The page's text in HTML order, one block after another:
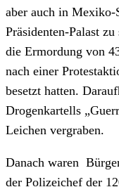
aber auch in Mexiko-
Präsidenten-Palast
die Ermordung von
nach einer
besetzt hatten.
Drogenkartells
Leichen vergraben.
Danach waren
der Polizeichef der